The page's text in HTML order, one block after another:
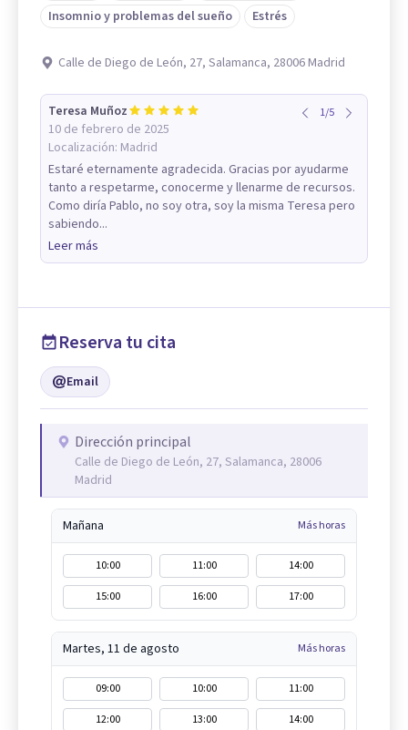
Insomnio y problemas del sueño
Estrés
Calle de Diego de León, 27, Salamanca, 28006 Madrid
Teresa Muñoz
10 de febrero de 2025
Localización: Madrid
1/5
Estaré eternamente agradecida. Gracias por ayudarme
tanto a respetarme, conocerme y llenarme de recursos.
Como diría Pablo, no soy otra, soy la misma Teresa pero
sabiendo...
Leer más
Reserva tu cita
Email
Dirección principal
Calle de Diego de León, 27, Salamanca, 28006
Madrid
Mañana Más horas
10:00 11:00
14:00
15:00
16:00 17:00
Martes, 11 de agosto Más horas
09:00 10:00
11:00
12:00
13:00 14:00